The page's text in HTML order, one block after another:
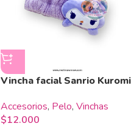
Vincha facial Sanrio Kuromi
Accesorios, Pelo, Vinchas
$12.000